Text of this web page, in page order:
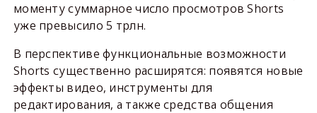
моменту суммарное число просмотров Shorts
уже превысило 5 трлн.
В перспективе функциональные возможности
Shorts существенно расширятся: появятся новые
эффекты видео, инструменты для
редактирования, а также средства общения